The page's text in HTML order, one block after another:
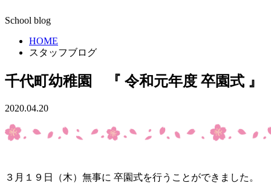
School blog
HOME
スタッフブログ
千代町幼稚園 『 令和元年度 卒園式 』
2020.04.20
３月１９日（木）無事に 卒園式を行うことができました。